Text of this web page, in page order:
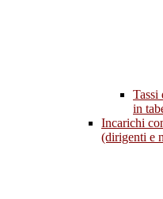
Tassi
in
Incarichi
(dirigenti e